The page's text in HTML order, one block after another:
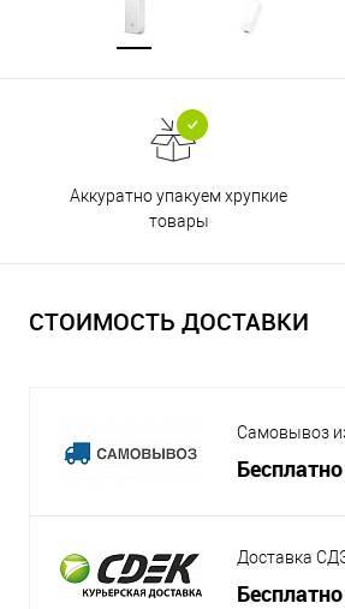
Аккуратно упакуем хрупкие
товары
СТОИМОСТЬ ДОСТАВКИ
Самовывоз
Бесплатно
Доставка
Бесплатно